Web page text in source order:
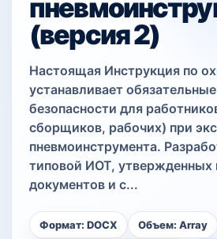
(версия 2)
Настоящая Инструкция по
устанавливает
безопасности для
сборщиков, рабочих) при
пневмоинструмента.
типовой ИОТ, утвержденных
документов и с...
Формат: DOCX Объем: Array